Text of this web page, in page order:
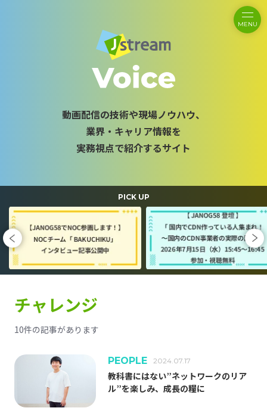
動画配信の技術や現場ノウハウ、
業界・キャリア情報を
実務視点で紹介するサイト
PICK UP
MENU
TOP
PEOPLE
チャレンジ
10件の記事があります
PEOPLE 2024.07.17
教科書にはない”ネットワークのリア
ル”を楽しみ、成長の糧に